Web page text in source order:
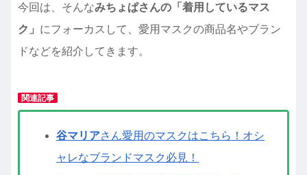
今回は、そんなみちょぱさんの「着用しているマス
ク」 にフォーカスして、愛用マスクの商品名やブラン
ドなどを紹介してきます。
関連記事
谷マリアさん愛用のマスクはこちら！オシ
ャレなブランドマスク必見！